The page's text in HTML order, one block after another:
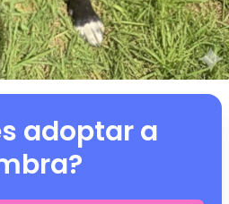
adoptar a
?